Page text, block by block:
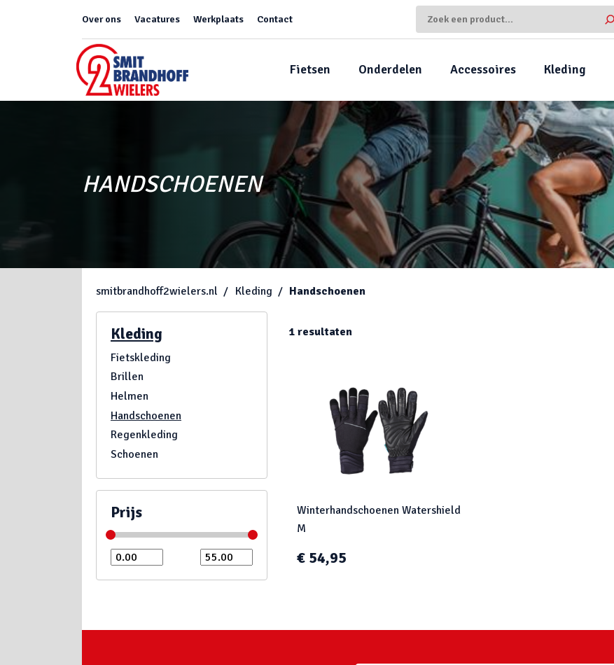
Over ons Vacatures Werkplaats Contact
Fietsen Onderdelen Accessoires Kleding
HANDSCHOENEN
smitbrandhoff2wielers.nl Kleding Handschoenen
Kleding
Fietskleding
Brillen
Helmen
Handschoenen
Regenkleding
Schoenen
Prijs
1 resultaten
Winterhandschoenen Watershield
M
€ 54,95